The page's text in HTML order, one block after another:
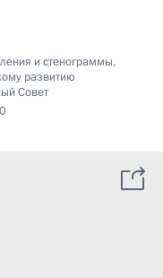
и стенограммы,
развитию
Совет